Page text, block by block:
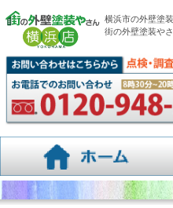
横浜市の外壁塗
街の外壁塗装や